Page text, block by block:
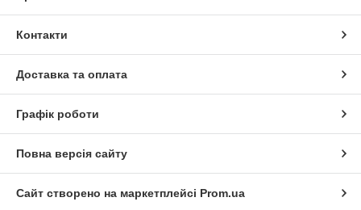
Контакти
Доставка та оплата
Графік роботи
Повна версія сайту
Сайт створено на маркетплейсі Prom.ua